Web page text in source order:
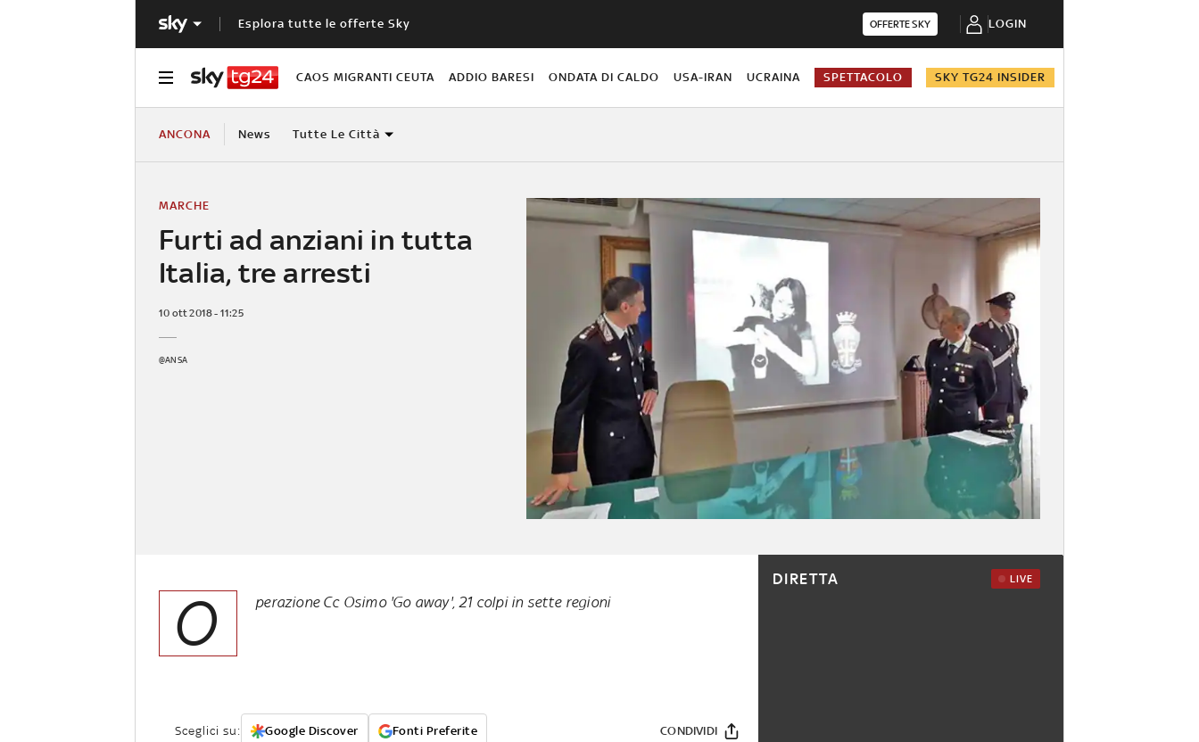
Esplora tutte le offerte Sky OFFERTE SKY LOGIN
CAOS MIGRANTI CEUTA ADDIO BARESI ONDATA DI CALDO USA-IRAN UCRAINA SPETTACOLO SKY TG24 INSIDER
ANCONA News Tutte Le Città
Furti ad anziani in tutta
Italia, tre arresti
MARCHE
10 ott 2018 - 11:25
@ANSA
O perazione Cc Osimo 'Go away', 21 colpi in sette regioni
Sceglici su: Google Discover Fonti Preferite CONDIVIDI
DIRETTA LIVE